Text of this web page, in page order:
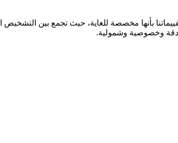
بأنها مخصصة للغاية، حيث تجمع بين
وخصوصية وشمولية.